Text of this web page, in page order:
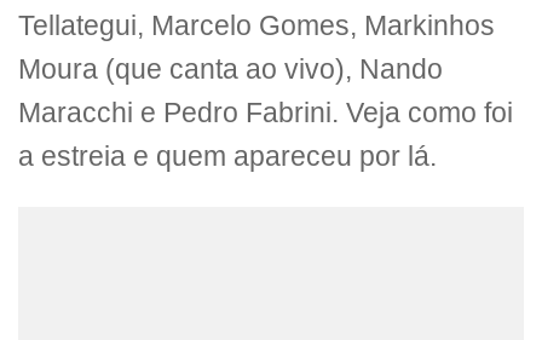
Tellategui, Marcelo Gomes, Markinhos
Moura (que canta ao vivo), Nando
Maracchi e Pedro Fabrini. Veja como foi
a estreia e quem apareceu por lá.